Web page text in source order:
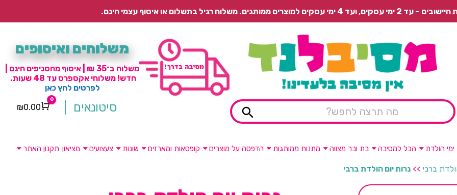
רגיל בתשלום או איסוף עצמי חינם.
משלוחים ואיסופים
משלוח ב־35 ₪ | איסוף מהסניפים חינם |
חדש! משלוחי אקספרס עד 48 שעות.
לפרטים לחץ כאן
סיטונאים Cart
0
₪0.00
ימי הולדת הכל למסיבה בת ובר מצווה מתנות ממותגות הדפסה על מוצרים קופסאות ומארזים שונות צעצועים מציאון תקנון האתר
ברבי >> נרות יום הולדת ברבי